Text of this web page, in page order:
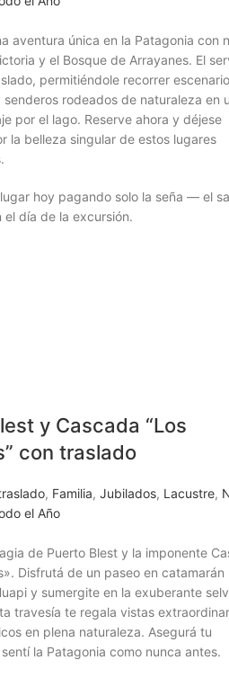
aventura única en la Patagonia con
y el Bosque de Arrayanes. El
permitiéndole recorrer
senderos rodeados de naturaleza en
por el lago. Reserve ahora y déjese
la belleza singular de estos lugares
hoy pagando solo la seña — el
el día de la excursión.
y Cascada “Los
con traslado
, Familia, Jubilados, Lacustre,
el Año
de Puerto Blest y la imponente
Disfrutá de un paseo en catamarán
y sumergite en la exuberante
travesía te regala vistas
en plena naturaleza. Asegurá tu
la Patagonia como nunca antes.